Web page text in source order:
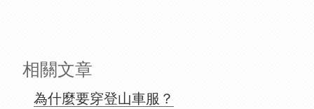
相關文章
為什麼要穿登山車服？